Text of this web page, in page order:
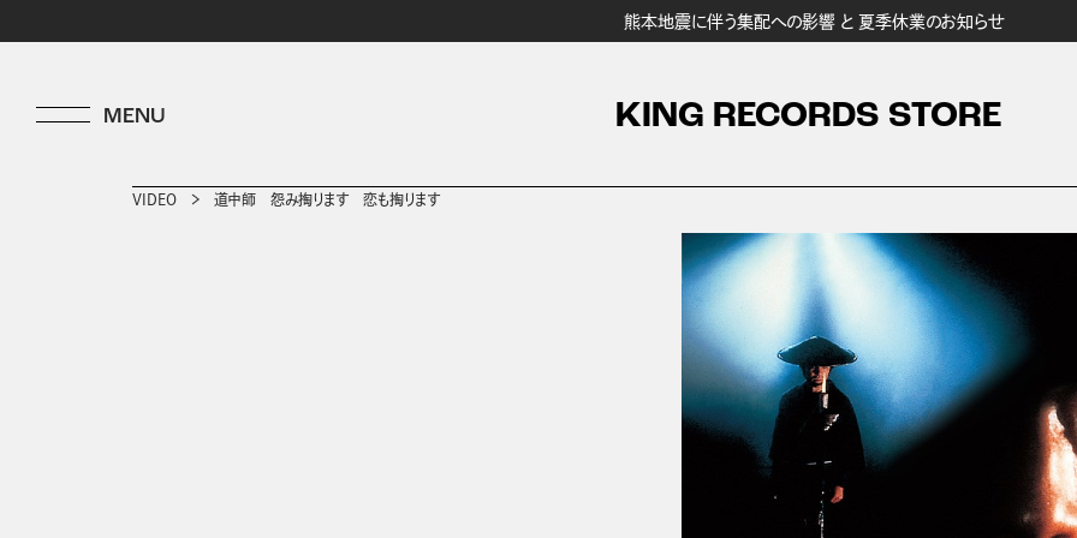
熊本地震に伴う集配への影響 と 夏季休業のお知らせ
KING RECORDS STORE
VIDEO 道中師 怨み掏ります 恋も掏ります